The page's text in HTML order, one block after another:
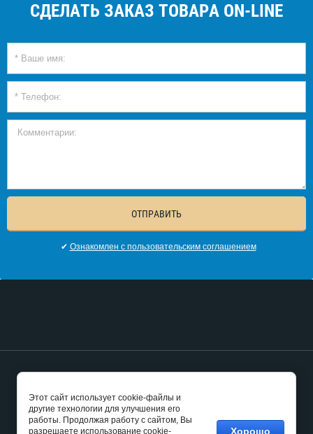
СДЕЛАТЬ ЗАКАЗ ТОВАРА ON-LINE
ОТПРАВИТЬ
✔ Ознакомлен с пользовательским соглашением
веб-студия Мегагруп,создание сайта бизнес
Этот сайт использует cookie-файлы и
другие технологии для улучшения его
работы. Продолжая работу с сайтом, Вы
разрешаете использование cookie-
Хорошо